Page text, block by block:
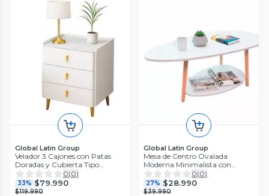
Global Latin Group
Velador 3 Cajones con Patas
Doradas y Cubierta Tipo
Mármol
0(0)
33% $79.990
$119.990
Global Latin Group
Mesa de Centro Ovalada
Moderna Minimalista con
Almacenamiento
0(0)
27% $28.990
$39.990